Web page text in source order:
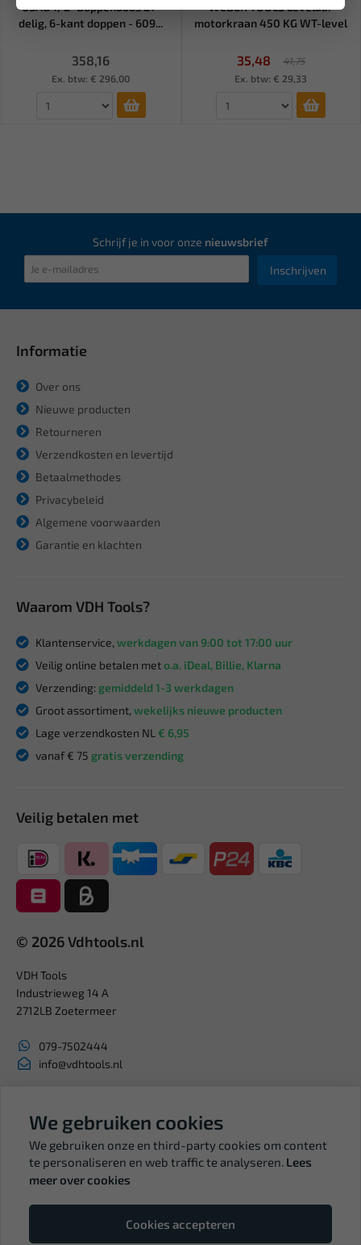
USAG 1/2" Doppendoos 21-
delig, 6-kant doppen - 609...
358,16
Ex. btw: € 296,00
WEBER TOOLS Levelaar
motorkraan 450 KG WT-level
35,48
41,75
Ex. btw: € 29,33
Schrijf je in voor onze nieuwsbrief
Inschrijven
Informatie
Over ons
Nieuwe producten
Retourneren
Verzendkosten en levertijd
Betaalmethodes
Privacybeleid
Algemene voorwaarden
Garantie en klachten
Waarom VDH Tools?
Klantenservice, werkdagen van 9:00 tot 17:00 uur
Veilig online betalen meto.a. iDeal, Billie, Klarna
Verzending: gemiddeld 1-3 werkdagen
Groot assortiment, wekelijks nieuwe producten
Lage verzendkosten NL € 6,95
vanaf € 75 gratis verzending
Veilig betalen met
© 2026 Vdhtools.nl
VDH Tools
Industrieweg 14 A
2712LB Zoetermeer
079-7502444
info@vdhtools.nl
BTW: NL819958657B01
We gebruiken cookies
We gebruiken onze en third-party cookies om content
te personaliseren en web traffic te analyseren. Lees
meer over cookies
Cookies accepteren